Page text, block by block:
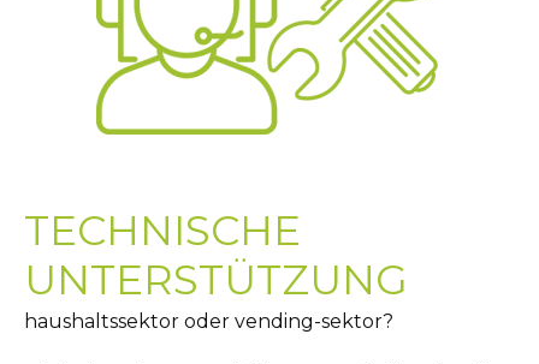
TECHNISCHE
UNTERSTÜTZUNG
haushaltssektor oder vending-sektor?